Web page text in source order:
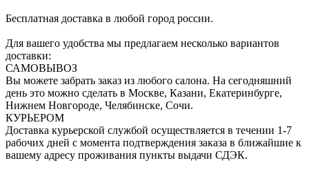
Бесплатная доставка в любой город россии.
Для вашего удобства мы предлагаем несколько вариантов
доставки:
САМОВЫВОЗ
Вы можете забрать заказ из любого салона. На сегодняшний
день это можно сделать в Москве, Казани, Екатеринбурге,
Нижнем Новгороде, Челябинске, Сочи.
КУРЬЕРОМ
Доставка курьерской службой осуществляется в течении 1-7
рабочих дней с момента подтверждения заказа в ближайшие к
вашему адресу проживания пункты выдачи СДЭК.